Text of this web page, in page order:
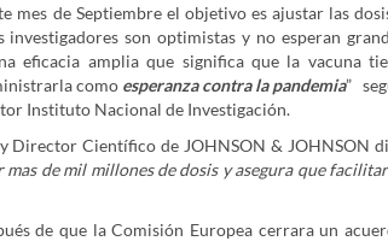
mes de Septiembre el objetivo es ajustar las
son optimistas y no esperan
eficacia amplia que significa que la vacuna
como esperanza contra la pandemia”
Instituto Nacional de Investigación.
Director Científico de JOHNSON & JOHNSON
de mil millones de dosis y asegura que
de que la Comisión Europea cerrara un